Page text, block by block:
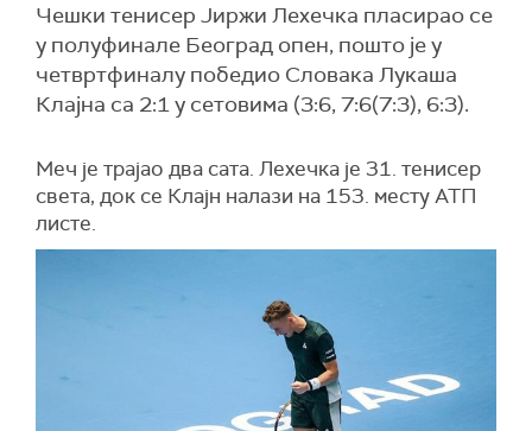
Чешки тенисер Јиржи Лехечка пласирао се
у полуфинале Београд опен, пошто је у
четвртфиналу победио Словака Лукаша
Клајна са 2:1 у сетовима (3:6, 7:6(7:3), 6:3).
Меч је трајао два сата. Лехечка је 31. тенисер
света, док се Клајн налази на 153. месту АТП
листе.